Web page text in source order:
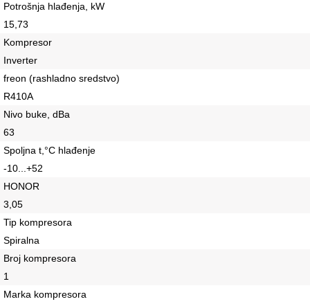
Potrošnja hlađenja, kW
15,73
Kompresor
Inverter
freon (rashladno sredstvo)
R410A
Nivo buke, dBa
63
Spoljna t,°C hlađenje
-10...+52
HONOR
3,05
Tip kompresora
Spiralna
Broj kompresora
1
Marka kompresora